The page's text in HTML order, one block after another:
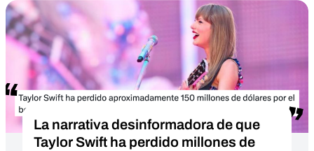
La narrativa desinformadora de que
Taylor Swift ha perdido millones de